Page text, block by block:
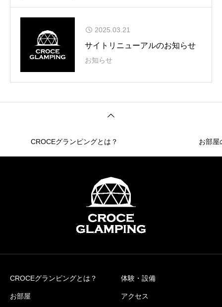
2025.03.21
サイトリニューアルのお知らせ
お知らせ
CROCEグランピングとは？ お部屋
CROCEグランピングとは？
お部屋
体験・設備
アクセス